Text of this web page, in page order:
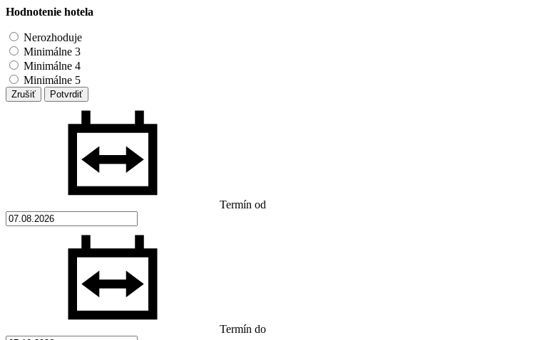
Hodnotenie hotela
Nerozhoduje
Minimálne 3
Minimálne 4
Minimálne 5
Zrušiť Potvrdiť
Termín od
Termín do